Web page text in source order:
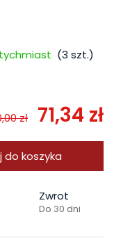
(3 szt.)
zł 71,34 zł
do koszyka
Zwrot
Do 30 dni